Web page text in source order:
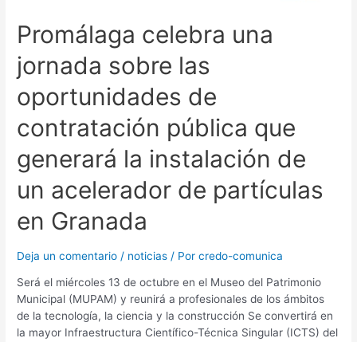
Promálaga celebra una
jornada sobre las
oportunidades de
contratación pública que
generará la instalación de
un acelerador de partículas
en Granada
Deja un comentario / noticias / Porcredo-comunica
Será el miércoles 13 de octubre en el Museo del Patrimonio
Municipal (MUPAM) y reunirá a profesionales de los ámbitos
de la tecnología, la ciencia y la construcción Se convertirá en
la mayor Infraestructura Científico-Técnica Singular (ICTS) del